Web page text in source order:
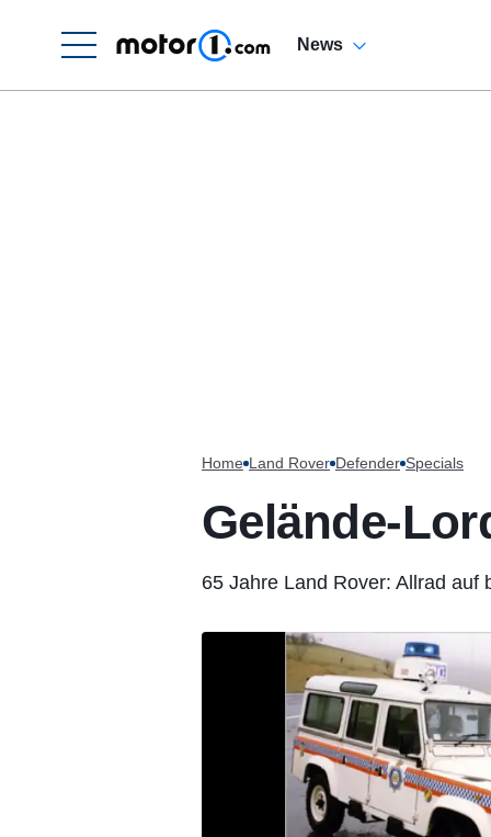
News
Home Land Rover Defender Specials
Gelände-
65 Jahre Land Rover: Allrad auf